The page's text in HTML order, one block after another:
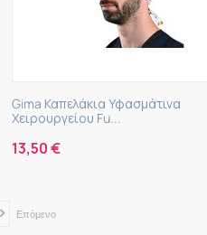
Gima Καπελάκια Υφασμάτινα
Χειρουργείου Fu...
13,50€
Επόμενο